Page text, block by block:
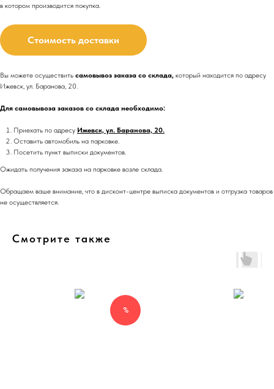
в котором производится покупка.
Стоимость доставки
Вы можете осуществить самовывоз заказа со склада, который находится по адресу
Ижевск, ул. Баранова, 20.
Для самовывоза заказов со склада необходимо:
Приехать по адресу Ижевск, ул. Баранова, 20.
Оставить автомобиль на парковке.
Посетить пункт выписки документов.
Ожидать получения заказа на парковке возле склада.
Обращаем ваше внимание, что в дисконт-центре выписка документов и отгрузка товаров
не осуществляется.
Смотрите также
%